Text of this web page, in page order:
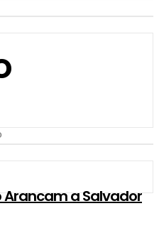
Arancam a Salvador